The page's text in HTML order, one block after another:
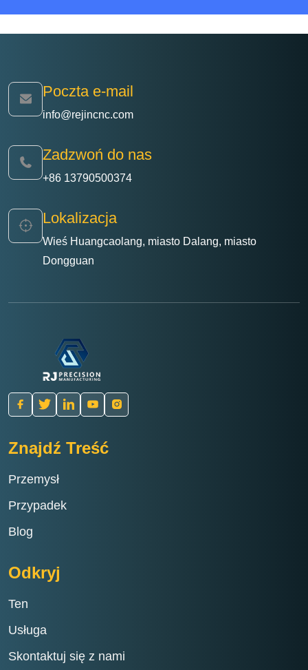
Poczta e-mail
info@rejincnc.com
Zadzwoń do nas
+86 13790500374
Lokalizacja
Wieś Huangcaolang, miasto Dalang, miasto
Dongguan
Znajdź Treść
Przemysł
Przypadek
Blog
Odkryj
Ten
Usługa
Skontaktuj się z nami